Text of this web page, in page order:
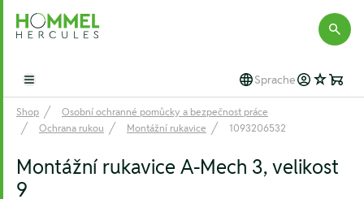
Hommel Hercules
Open main menu Sprache
Shop
Osobní ochranné pomůcky a bezpečnost práce
Ochrana rukou
Montážní rukavice 1093206532
Montážní rukavice A-Mech 3, velikost
9